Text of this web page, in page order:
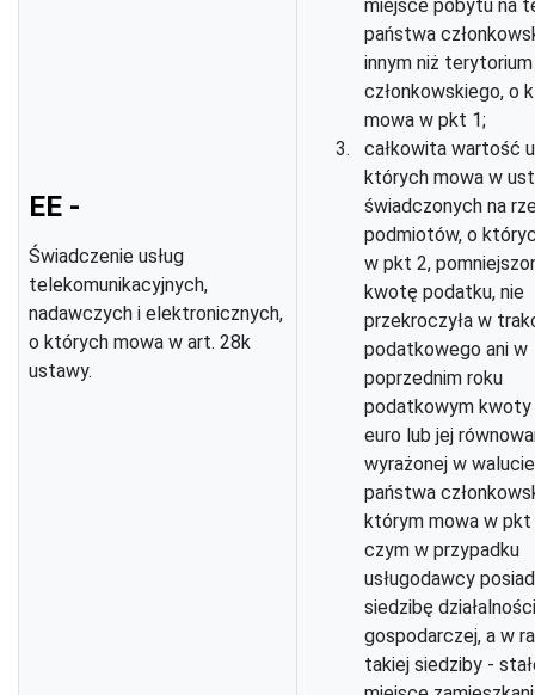
EE -
Świadczenie usług
telekomunikacyjnych,
nadawczych i elektronicznych,
o których mowa w art. 28k
ustawy.
miejsce pobytu na
państwa
innym niż
członkowskiego, o
mowa w pkt 1;
całkowita wartość
których mowa w
świadczonych na
podmiotów, o
w pkt 2,
kwotę podatku, nie
przekroczyła w
podatkowego ani w
poprzednim roku
podatkowym kwoty
euro lub jej
wyrażonej w
państwa
którym mowa w pkt
czym w przypadku
usługodawcy
siedzibę działalności
gospodarczej, a w
takiej siedziby -